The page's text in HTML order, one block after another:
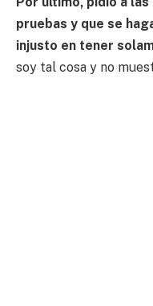
pruebas y que se
injusto en tener
soy tal cosa y no